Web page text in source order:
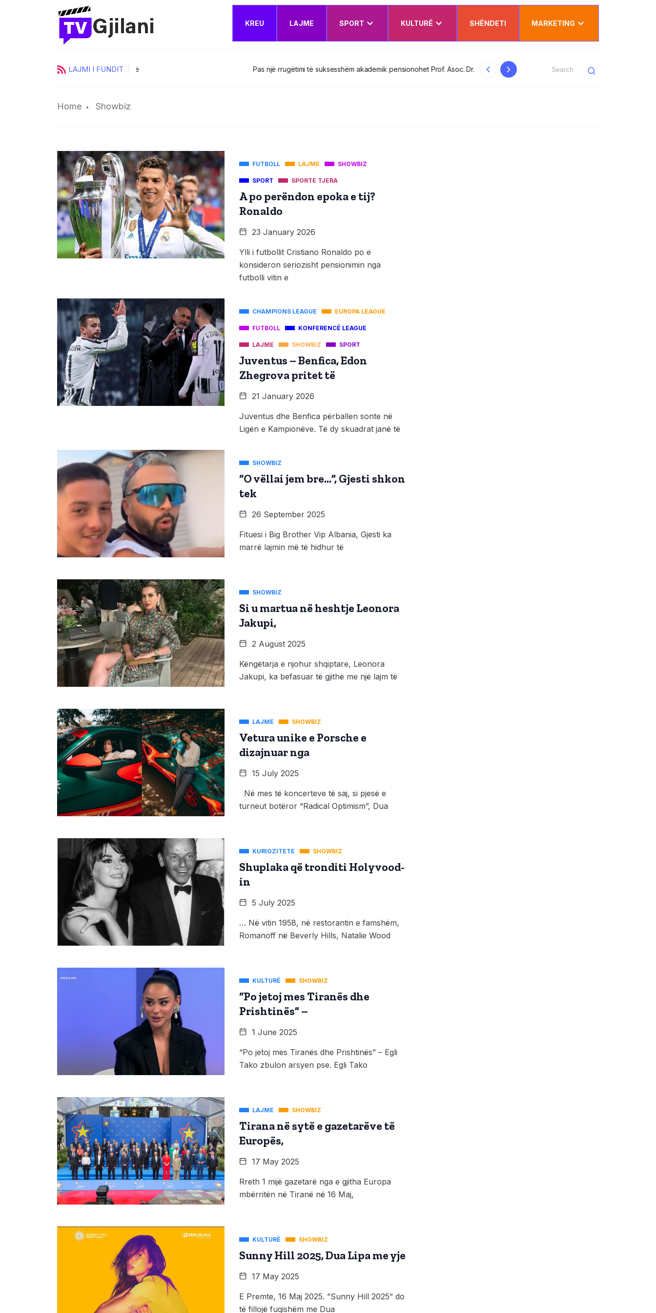
KREU LAJME SPORT KULTURË SHËNDETI MARKETING
LAJMI I FUNDIT Pas një rrugëtimi të suksesshëm akademik pensionohet Prof. Asoc. Dr. Nerxhivane Krasniqi Dy punëtorë nga Kosova lëndohen
Home Showbiz
FUTBOLL LAJME SHOWBIZ
SPORT SPORTE TJERA
A po perëndon epoka e tij?
Ronaldo
23 January 2026
Ylli i futbollit Cristiano Ronaldo po e
konsideron seriozisht pensionimin nga
futbolli vitin e
CHAMPIONS LEAGUE EUROPA LEAGUE
FUTBOLL KONFERENCË LEAGUE
LAJME SHOWBIZ SPORT
Juventus – Benfica, Edon
Zhegrova pritet të
21 January 2026
Juventus dhe Benfica përballen sonte në
Ligën e Kampionëve. Të dy skuadrat janë të
SHOWBIZ
“O vëllai jem bre…”, Gjesti shkon
tek
26 September 2025
Fituesi i Big Brother Vip Albania, Gjesti ka
marrë lajmin më të hidhur të
SHOWBIZ
Si u martua në heshtje Leonora
Jakupi,
2 August 2025
Këngëtarja e njohur shqiptare, Leonora
Jakupi, ka befasuar të gjithë me një lajm të
LAJME SHOWBIZ
Vetura unike e Porsche e
dizajnuar nga
15 July 2025
Në mes të koncerteve të saj, si pjesë e
turneut botëror “Radical Optimism”, Dua
KURIOZITETE SHOWBIZ
Shuplaka që tronditi Holyvood-
in
5 July 2025
… Në vitin 1958, në restorantin e famshëm,
Romanoff në Beverly Hills, Natalie Wood
KULTURË SHOWBIZ
“Po jetoj mes Tiranës dhe
Prishtinës” –
1 June 2025
“Po jetoj mes Tiranës dhe Prishtinës” – Egli
Tako zbulon arsyen pse. Egli Tako
LAJME SHOWBIZ
Tirana në sytë e gazetarëve të
Europës,
17 May 2025
Rreth 1 mijë gazetarë nga e gjitha Europa
mbërritën në Tiranë në 16 Maj,
KULTURË SHOWBIZ
Sunny Hill 2025, Dua Lipa me yje
17 May 2025
E Premte, 16 Maj 2025. ”Sunny Hill 2025” do
të fillojë fuqishëm me Dua